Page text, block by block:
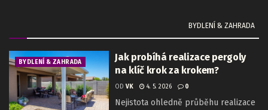
BYDLENÍ & ZAHRADA
BYDLENÍ & ZAHRADA
Jak probíhá realizace pergoly
na klíč krok za krokem?
OD VK 4. 5. 2026 0
Nejistota ohledně průběhu realizace